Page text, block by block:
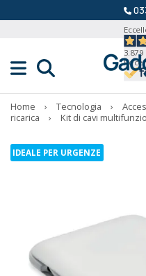
3.879
Home › Tecnologia ›
ricarica
› Kit di cavi
IDEALE PER URGENZE